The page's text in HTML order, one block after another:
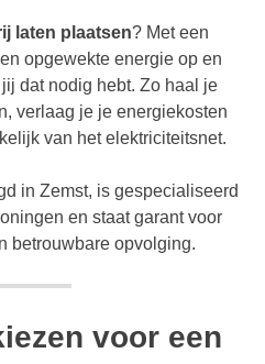
laten plaatsen? Met een
opgewekte energie op en
dat nodig hebt. Zo haal je
verlaag je je energiekosten
van het elektriciteitsnet.
in Zemst, is gespecialiseerd
en staat garant voor
betrouwbare opvolging.
voor een